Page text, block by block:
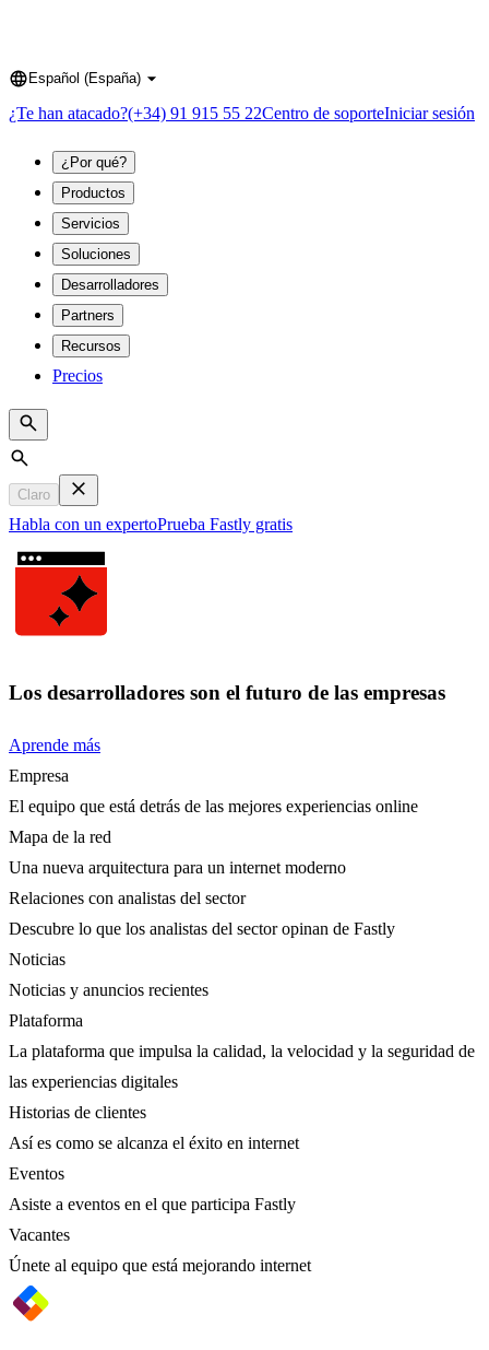
Language
Español (España)
¿Te han atacado?(+34) 91 915 55 22Centro de soporteIniciar sesión
¿Por qué?
Productos
Servicios
Soluciones
Desarrolladores
Partners
Recursos
Precios
Search
Claro
Habla con un expertoPrueba Fastly gratis
Los desarrolladores son el futuro de las empresas
Aprende más
Empresa
El equipo que está detrás de las mejores experiencias online
Mapa de la red
Una nueva arquitectura para un internet moderno
Relaciones con analistas del sector
Descubre lo que los analistas del sector opinan de Fastly
Noticias
Noticias y anuncios recientes
Plataforma
La plataforma que impulsa la calidad, la velocidad y la seguridad de
las experiencias digitales
Historias de clientes
Así es como se alcanza el éxito en internet
Eventos
Asiste a eventos en el que participa Fastly
Vacantes
Únete al equipo que está mejorando internet